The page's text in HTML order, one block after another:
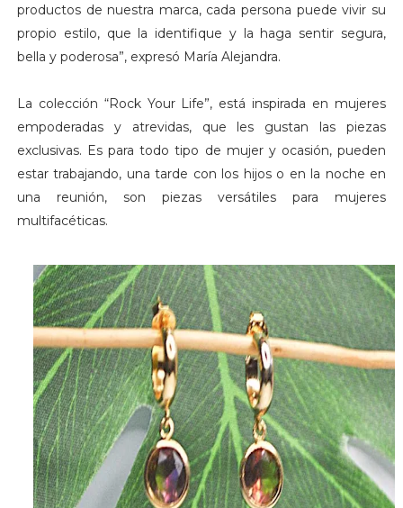
productos de nuestra marca, cada persona puede vivir su
propio estilo, que la identifique y la haga sentir segura,
bella y poderosa”, expresó María Alejandra.
La colección “Rock Your Life”, está inspirada en mujeres
empoderadas y atrevidas, que les gustan las piezas
exclusivas. Es para todo tipo de mujer y ocasión, pueden
estar trabajando, una tarde con los hijos o en la noche en
una reunión, son piezas versátiles para mujeres
multifacéticas.